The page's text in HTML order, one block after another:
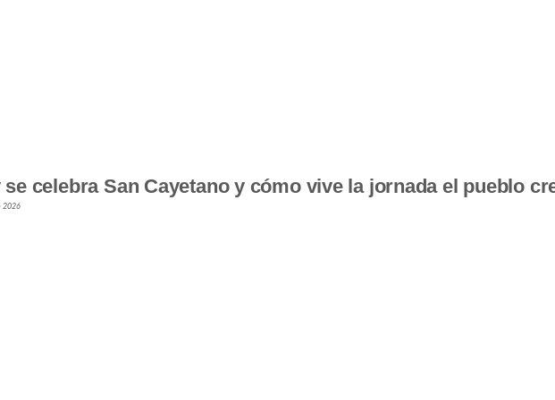
celebra San Cayetano y cómo vive la jornada el pueblo
2026